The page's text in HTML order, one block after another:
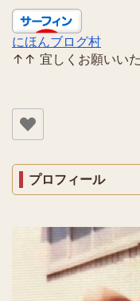
にほんブログ村
↑↑ 宜しくお願いいた
プロフィール